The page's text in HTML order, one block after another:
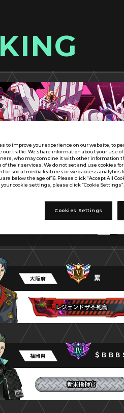
大阪府 累
レジェンドザ不死鳥
レジェンドザ不死鳥
レジェンドザ不死鳥
福岡県 ＄ＢＢＢ
新米指揮官
新米指揮官
新米指揮官
to improve your experience on our website, to
our traffic. We share information about your use
who may combine it with other information
of their services. We do not set and use cookies
or social media features or web access analytics
are below the age of 16. Please click “Accept All
cookie settings, please click “Cookie Settings”.
Cookies Settings